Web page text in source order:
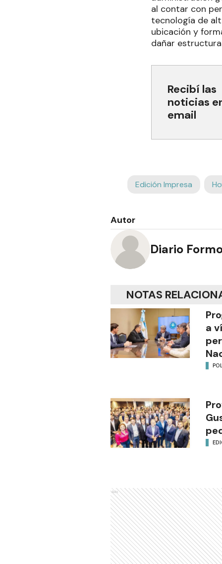
al contar con
tecnología de
ubicación y
dañar
Recibí las
noticias
email
Edición Impresa
Autor
Diario
NOTAS
a
Ads